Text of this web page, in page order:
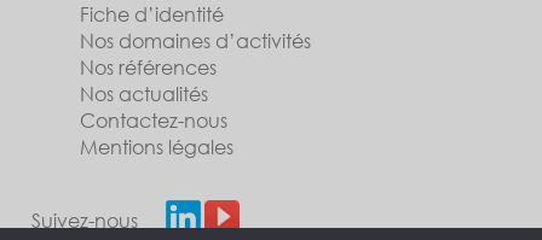
Fiche d’identité
Nos domaines d’activités
Nos références
Nos actualités
Contactez-nous
Mentions légales
Suivez-nous